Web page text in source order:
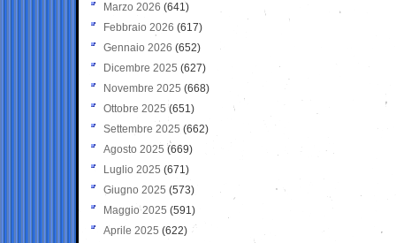
Marzo 2026 (641)
Febbraio 2026 (617)
Gennaio 2026 (652)
Dicembre 2025 (627)
Novembre 2025 (668)
Ottobre 2025 (651)
Settembre 2025 (662)
Agosto 2025 (669)
Luglio 2025 (671)
Giugno 2025 (573)
Maggio 2025 (591)
Aprile 2025 (622)